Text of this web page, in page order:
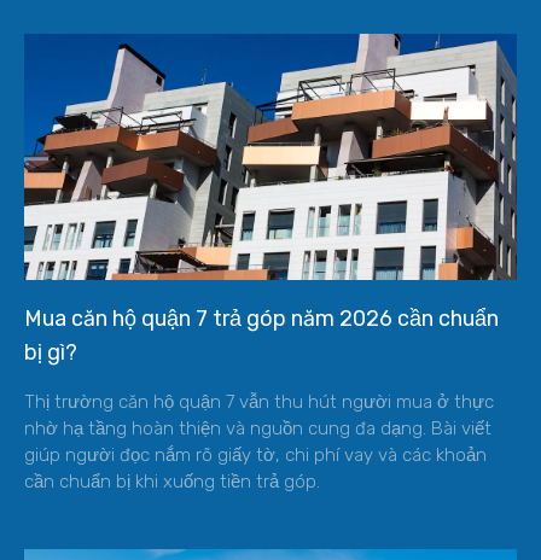
Mua căn hộ quận 7 trả góp năm 2026 cần chuẩn
bị gì?
Thị trường căn hộ quận 7 vẫn thu hút người mua ở thực
nhờ hạ tầng hoàn thiện và nguồn cung đa dạng. Bài viết
giúp người đọc nắm rõ giấy tờ, chi phí vay và các khoản
cần chuẩn bị khi xuống tiền trả góp.